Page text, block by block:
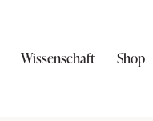
Wissenschaft Shop